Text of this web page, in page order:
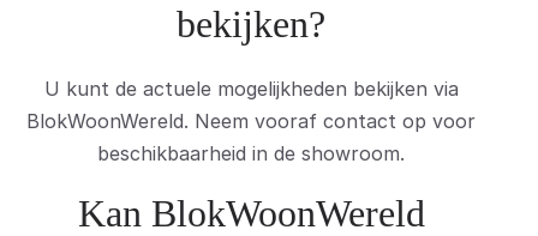
bekijken?
U kunt de actuele mogelijkheden bekijken via
BlokWoonWereld. Neem vooraf contact op voor
beschikbaarheid in de showroom.
Kan BlokWoonWereld